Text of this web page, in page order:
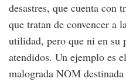
desastres, que cuenta con
que tratan de convencer a
utilidad, pero que ni en su
atendidos. Un ejemplo es
malograda NOM